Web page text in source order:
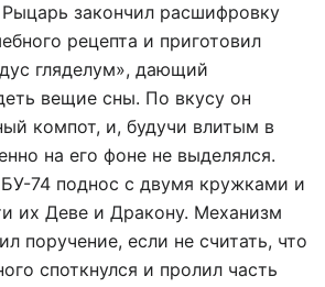
закончил расшифровку
рецепта и приготовил
гляделум», дающий
вещие сны. По вкусу он
компот, и, будучи влитым в
на его фоне не выделялся.
74 поднос с двумя кружками и
их Деве и Дракону. Механизм
поручение, если не считать, что
споткнулся и пролил часть